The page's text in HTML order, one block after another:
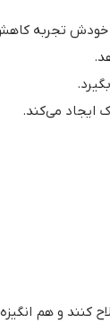
خودش تجربه
ایجاد می‌کند.
کنند و هم